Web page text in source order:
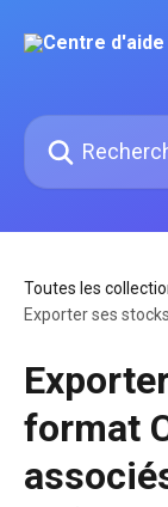
Rechercher un
Toutes les
Exporter ses
format